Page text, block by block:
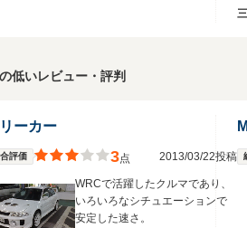
低いレビュー・評判
ーカー
評価 3点 2013/03/22投稿
WRCで活躍したクルマであり、
いろいろなシチュエーションで
安定した速さ。